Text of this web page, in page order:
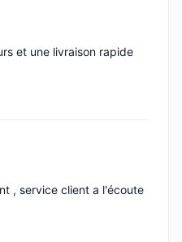
et une livraison rapide
, service client a l'écoute